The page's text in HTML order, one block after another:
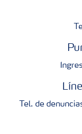
Tel. de